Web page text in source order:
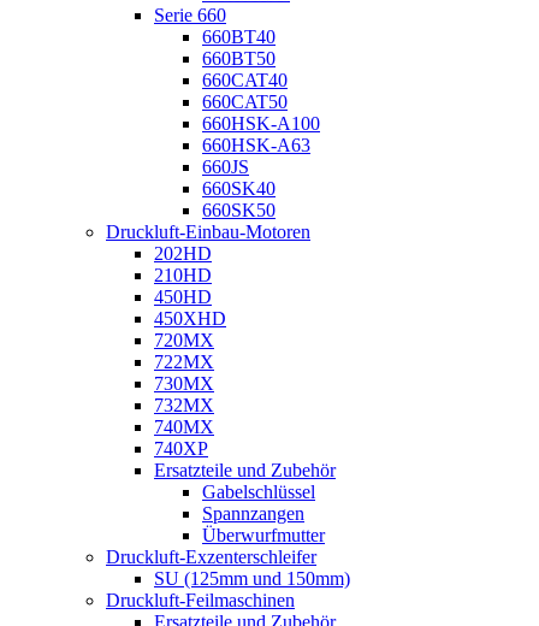
Serie 660
660BT40
660BT50
660CAT40
660CAT50
660HSK-A100
660HSK-A63
660JS
660SK40
660SK50
Druckluft-Einbau-Motoren
202HD
210HD
450HD
450XHD
720MX
722MX
730MX
732MX
740MX
740XP
Ersatzteile und Zubehör
Gabelschlüssel
Spannzangen
Überwurfmutter
Druckluft-Exzenterschleifer
SU (125mm und 150mm)
Druckluft-Feilmaschinen
Ersatzteile und Zubehör